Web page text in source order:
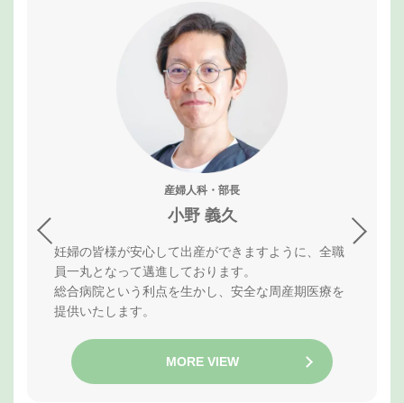
産婦人科・部長
小野 義久
妊婦の皆様が安心して出産ができますように、全職
員一丸となって邁進しております。
総合病院という利点を生かし、安全な周産期医療を
提供いたします。
MORE VIEW